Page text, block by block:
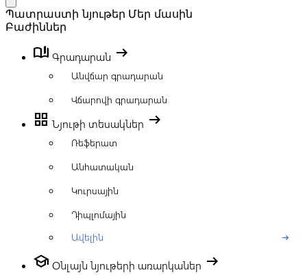
Պատրաստի նյութեր Մեր մասին
Բաժիններ
book_ribbon Գրադարան arrow_right_alt
Անվճար գրադարան
Վճարովի գրադարան
grid_view Նյութի տեսակներ arrow_right_alt
Ռեֆերատ
Անհատական
Կուրսային
Դիպլոմային
Ավելին
arrow_right_alt
school Օնլայն նյութերի առարկաներ arrow_right_alt